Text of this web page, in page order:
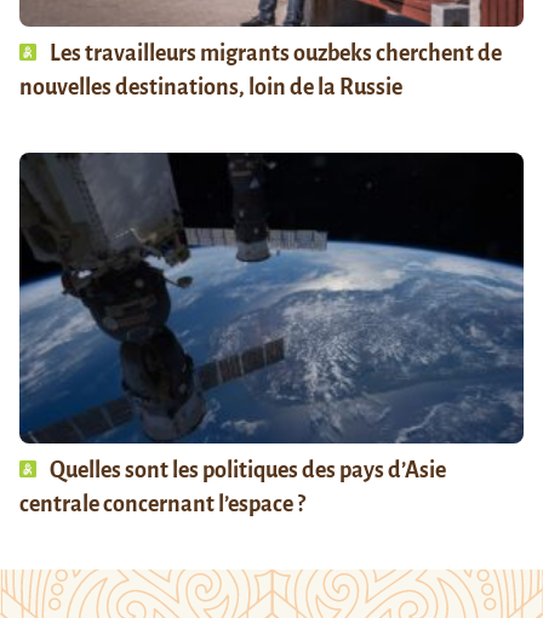
Les travailleurs migrants ouzbeks cherchent de
nouvelles destinations, loin de la Russie
Quelles sont les politiques des pays d’Asie
centrale concernant l’espace ?